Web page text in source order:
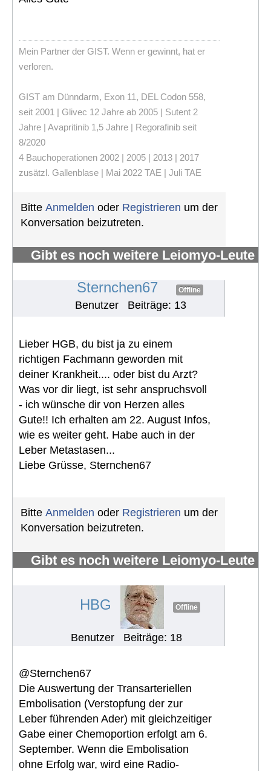
Mein Partner der GIST. Wenn er gewinnt, hat er
verloren.
GIST am Dünndarm, Exon 11, DEL Codon 558,
seit 2001 | Glivec 12 Jahre ab 2005 | Sutent 2
Jahre | Avapritinib 1,5 Jahre | Regorafinib seit
8/2020
4 Bauchoperationen 2002 | 2005 | 2013 | 2017
zusätzl. Gallenblase | Mai 2022 TAE | Juli TAE
Bitte Anmelden oder Registrieren um der
Konversation beizutreten.
Gibt es noch weitere Leiomyo-Leute
Sternchen67 Offline
Benutzer Beiträge: 13
Lieber HGB, du bist ja zu einem
richtigen Fachmann geworden mit
deiner Krankheit.... oder bist du Arzt?
Was vor dir liegt, ist sehr anspruchsvoll
- ich wünsche dir von Herzen alles
Gute!! Ich erhalten am 22. August Infos,
wie es weiter geht. Habe auch in der
Leber Metastasen...
Liebe Grüsse, Sternchen67
Bitte Anmelden oder Registrieren um der
Konversation beizutreten.
Gibt es noch weitere Leiomyo-Leute
HBG Offline
Benutzer Beiträge: 18
@Sternchen67
Die Auswertung der Transarteriellen
Embolisation (Verstopfung der zur
Leber führenden Ader) mit gleichzeitiger
Gabe einer Chemoportion erfolgt am 6.
September. Wenn die Embolisation
ohne Erfolg war, wird eine Radio-